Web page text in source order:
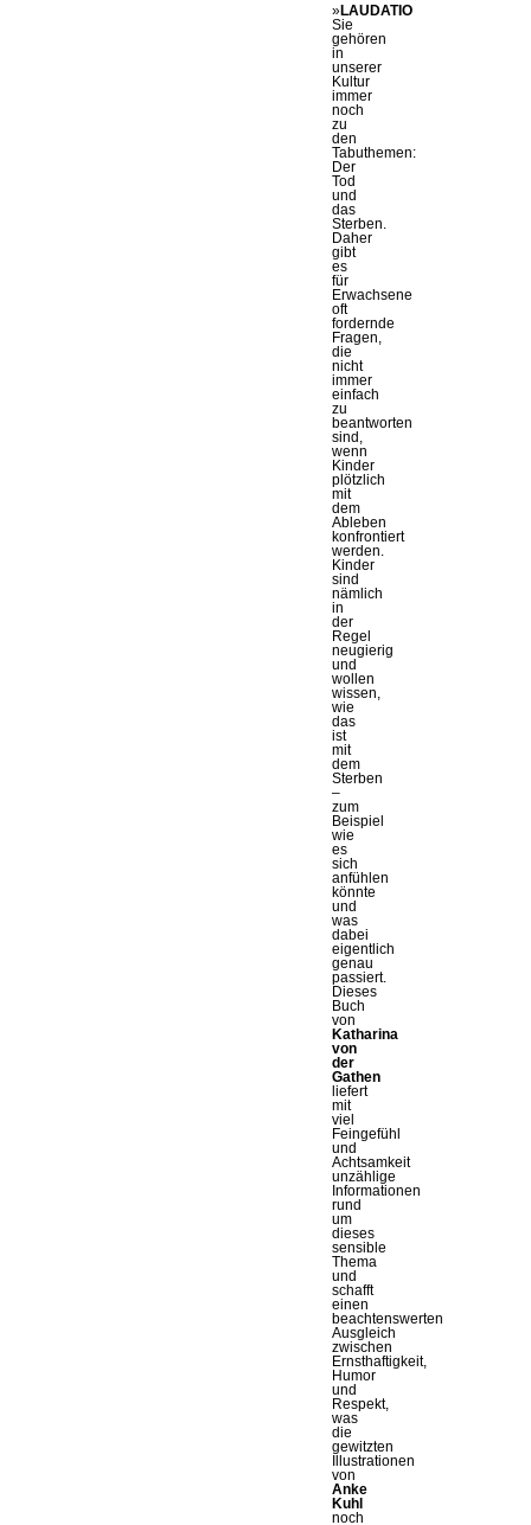
»LAUDATIO
Sie
gehören
in
unserer
Kultur
immer
noch
zu
den
Tabuthemen:
Der
Tod
und
das
Sterben.
Daher
gibt
es
für
Erwachsene
oft
fordernde
Fragen,
die
nicht
immer
einfach
zu
beantworten
sind,
wenn
Kinder
plötzlich
mit
dem
Ableben
konfrontiert
werden.
Kinder
sind
nämlich
in
der
Regel
neugierig
und
wollen
wissen,
wie
das
ist
mit
dem
Sterben
–
zum
Beispiel
wie
es
sich
anfühlen
könnte
und
was
dabei
eigentlich
genau
passiert.
Dieses
Buch
von
Katharina
von
der
Gathen
liefert
mit
viel
Feingefühl
und
Achtsamkeit
unzählige
Informationen
rund
um
dieses
sensible
Thema
und
schafft
einen
beachtenswerten
Ausgleich
zwischen
Ernsthaftigkeit,
Humor
und
Respekt,
was
die
gewitzten
Illustrationen
von
Anke
Kuhl
noch